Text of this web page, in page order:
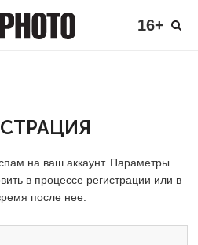
16+
на ваш аккаунт. Параметры
в процессе регистрации или в
после нее.